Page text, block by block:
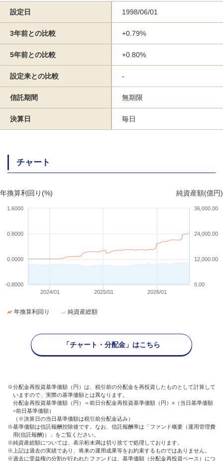
設定日 1998/06/01
3年前との比較 +0.79%
5年前との比較 +0.80%
設定来との比較 -
信託期間 無期限
決算日 毎日
チャート
年換算利回り(%) 純資産額(億円)
2024/01 2025/01 2026/01
-0.8000
0.0000
0.8000
1.6000
0.00
12,000.00
24,000.00
36,000.00
年換算利回り 純資産総額
「チャート・分配金」はこちら
※分配金再投資基準価額（円）は、税引前の分配金を再投資したものとして計算して
いますので、実際の基準価額とは異なります。
分配金再投資基準価額（円）＝前日分配金再投資基準価額（円）×（当日基準価額
÷前日基準価額）
（※決算日の当日基準価額は税引前分配金込み）
※基準価額は信託報酬控除後です。なお、信託報酬率は「ファンド概要（運用管理費
用(信託報酬)）」をご覧ください。
※純資産総額については、表示桁未満は切り捨てで処理しております。
※上記は過去の実績であり、将来の運用成果等をお約束するものではありません。
※過去に受益権の分割が行われたファンドは、基準価額（分配金再投資ベース）につ